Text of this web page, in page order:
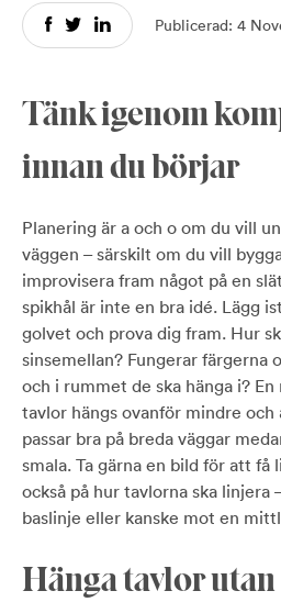
Publicerad: 4
Tänk igenom
innan du börjar
Planering är a och o om du vill
väggen – särskilt om du vill
improvisera fram något på en
spikhål är inte en bra idé. Lägg
golvet och prova dig fram. Hur
sinsemellan? Fungerar färgerna
och i rummet de ska hänga i?
tavlor hängs ovanför mindre
passar bra på breda väggar
smala. Ta gärna en bild för att få
också på hur tavlorna ska linjera
baslinje eller kanske mot en
Hänga tavlor